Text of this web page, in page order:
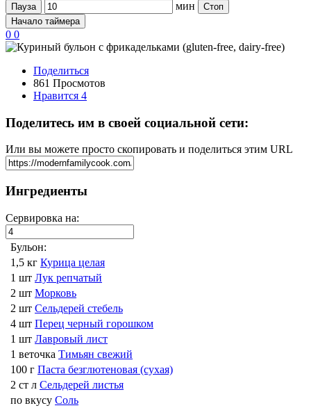
Пауза мин
Стоп
Начало таймера
0 0
Поделиться
861 Просмотов
Нравится 4
Поделитесь им в своей социальной сети:
Или вы можете просто скопировать и поделиться этим URL
Ингредиенты
Сервировка на:
Бульон:
1,5 кг Курица целая
1 шт Лук репчатый
2 шт Морковь
2 шт Сельдерей стебель
4 шт Перец черный горошком
1 шт Лавровый лист
1 веточка Тимьян свежий
100 г Паста безглютеновая (сухая)
2 ст л Сельдерей листья
по вкусу Соль